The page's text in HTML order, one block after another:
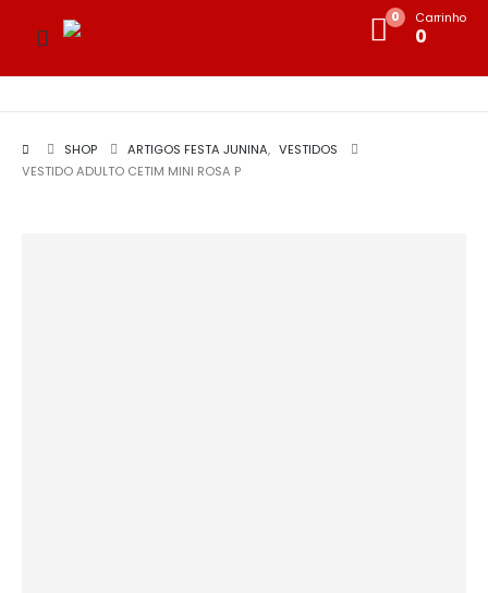
0 Carrinho
0
SHOP ARTIGOS FESTA JUNINA, VESTIDOS
VESTIDO ADULTO CETIM MINI ROSA P